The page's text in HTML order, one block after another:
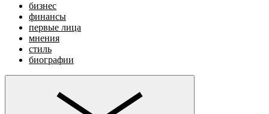
бизнес
финансы
первые лица
мнения
стиль
биографии